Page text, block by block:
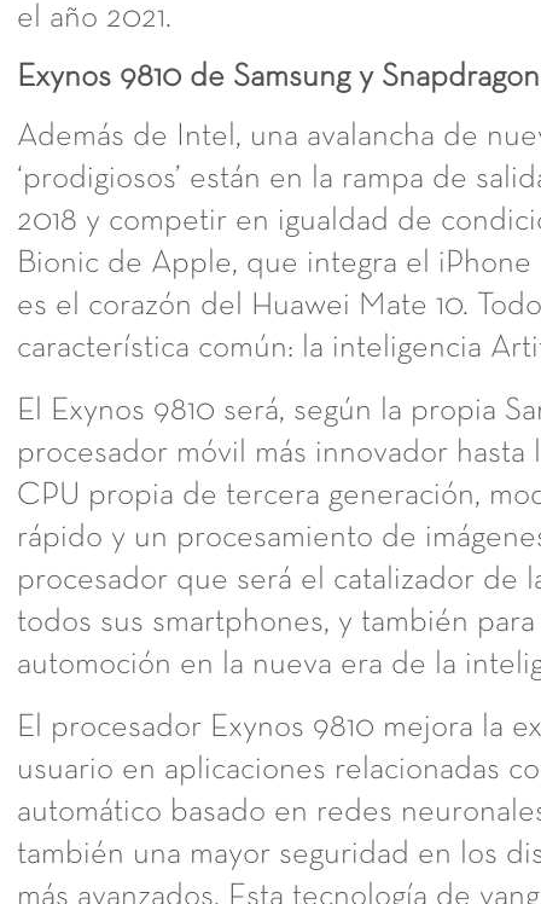
el año 2021.
Exynos 9810 de Samsung y
Además de Intel, una avalancha de
‘prodigiosos’ están en la rampa de
2018 y competir en igualdad de
Bionic de Apple, que integra el
es el corazón del Huawei Mate 10.
característica común: la inteligencia
El Exynos 9810 será, según la propia
procesador móvil más innovador hasta
CPU propia de tercera generación,
rápido y un procesamiento de
procesador que será el catalizador de
todos sus smartphones, y también
automoción en la nueva era de la
El procesador Exynos 9810 mejora la
usuario en aplicaciones relacionadas
automático basado en redes
también una mayor seguridad en los
más avanzados. Esta tecnología de